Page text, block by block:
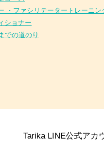
・ファシリテータートレーニン
ショナー
での道のり
Tarika LINE公式アカ